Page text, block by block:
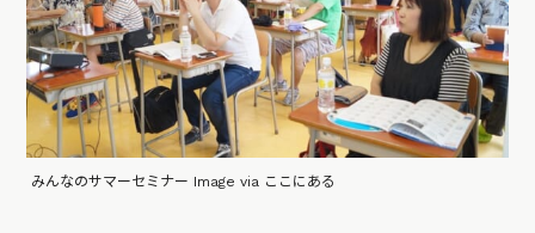
みんなのサマーセミナー Image via ここにある